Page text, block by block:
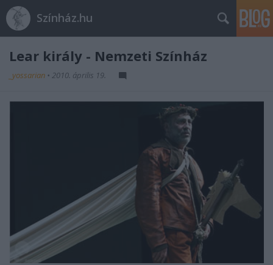
Színház.hu
Lear király - Nemzeti Színház
_yossarian • 2010. április 19.